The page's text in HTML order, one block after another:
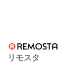
リモスタ